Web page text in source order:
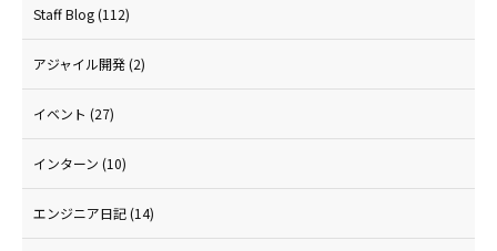
Staff Blog(112)
アジャイル開発(2)
イベント (27)
インターン (10)
エンジニア日記(14)